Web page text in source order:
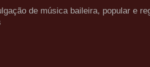
de música baileira, popular e